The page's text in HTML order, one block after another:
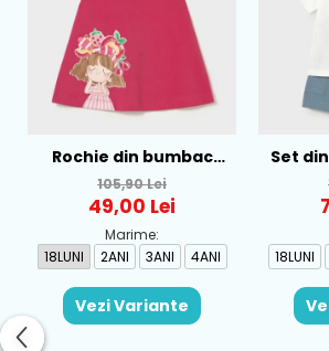
Rochie din bumbac
pentru fete Mayoral,
Rosu - 1930-069
105,90 Lei
49,00 Lei
Marime:
18LUNI
2ANI 3ANI 4ANI
Vezi Variante
Set
18LUNI